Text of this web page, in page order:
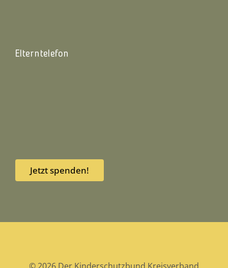
Elterntelefon
Jetzt spenden!